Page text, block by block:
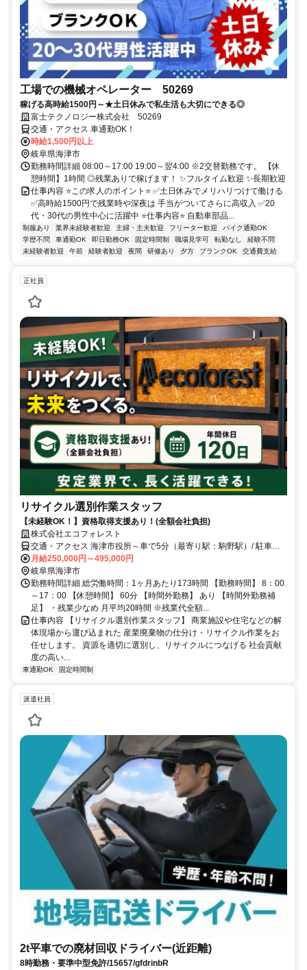
工場での機械オペレーター 50269
稼げる高時給1500円～★土日休みで私生活も大切にできる◎
富士テクノロジー株式会社 50269
交通・アクセス 車通勤OK！
時給1,500円以上
岐阜県海津市
勤務時間詳細 08:00～17:00 19:00～翌4:00 ※2交替勤務です。 【休
憩時間】1時間 ◎残業ありで稼げます！ ✨フルタイム歓迎 ✨長期歓迎
仕事内容 ⭐この求人のポイント⭐ ✅土日休みでメリハリつけて働ける
✅高時給1500円で残業時や深夜は 手当がついてさらに高収入 ✅20
代・30代の男性中心に活躍中 ⭐仕事内容⭐ 自動車部品...
制服あり 業界未経験者歓迎 主婦・主夫歓迎 フリーター歓迎
バイク通勤OK
学歴不問
車通勤OK 即日勤務OK 固定時間制 職場見学可 転勤なし
経験不問
未経験者歓迎
午前 経験者歓迎 夜間 研修あり 夕方 ブランクOK 交通費支給
正社員
リサイクル選別作業スタッフ
【未経験OK！】資格取得支援あり！(全額会社負担)
株式会社エコフォレスト
交通・アクセス 海津市役所～車で5分（最寄り駅：駒野駅）/ 駐車場
完備・車通勤OK
月給250,000円～495,000円
岐阜県海津市
勤務時間詳細 総労働時間：1ヶ月あたり173時間 【勤務時間】 8：00
～17：00 【休憩時間】 60分 【時間外勤務】 あり 【時間外勤務補
足】 ・残業少なめ 月平均20時間 ※残業代全額...
仕事内容 【リサイクル選別作業スタッフ】 商業施設や住宅などの解
体現場から運び込まれた 産業廃棄物の仕分け・リサイクル作業をお
任せします。 資源を適切に選別し、リサイクルにつなげる 社会貢献
度の高い...
車通勤OK 固定時間制
派遣社員
2t平車での廃材回収ドライバー(近距離)
8時勤務・要準中型免許/15657/gfdrinbR